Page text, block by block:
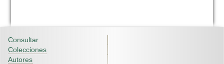
Consultar
Colecciones
Autores